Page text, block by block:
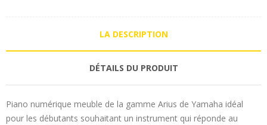
LA DESCRIPTION
DÉTAILS DU PRODUIT
Piano numérique meuble de la gamme Arius de Yamaha idéal
pour les débutants souhaitant un instrument qui réponde au